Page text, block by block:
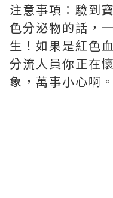
注意事項：驗到
色分泌物的話，
生！如果是紅色
分流人員你正在
象，萬事小心啊。